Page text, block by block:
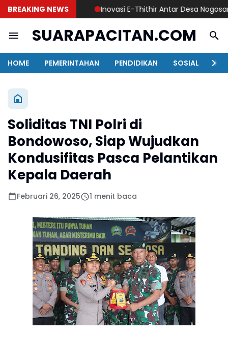
BREAKING NEWS Inovasi E-Thithir Antar Desa Nogosari
SUARAPACITAN.COM
HOME PEMERINTAHAN PENDIDIKAN SOSIAL
Soliditas TNI Polri di
Bondowoso, Siap Wujudkan
Kondusifitas Pasca Pelantikan
Kepala Daerah
Februari 26, 2025 1 menit baca